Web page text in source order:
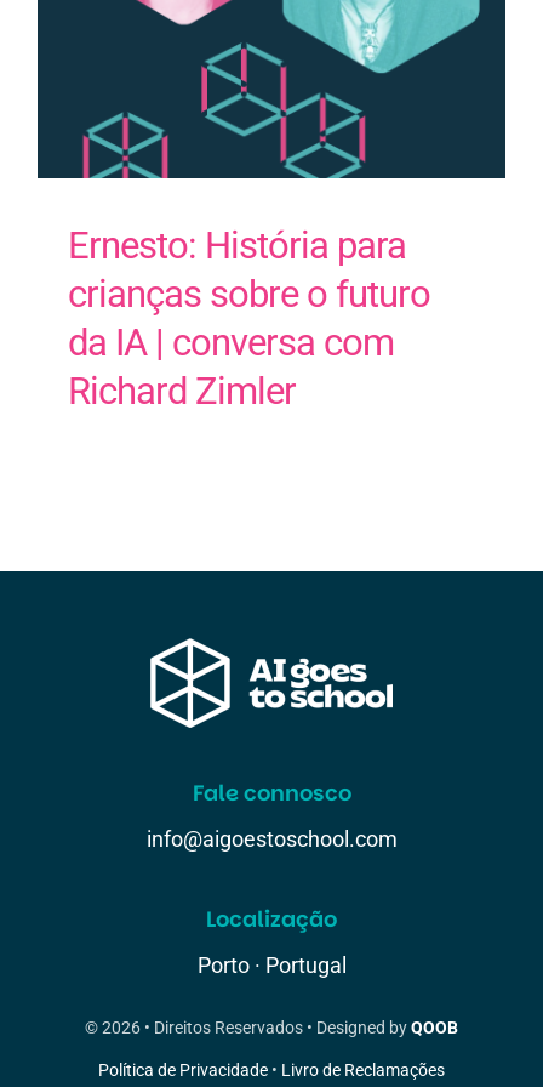
Contactos
Ernesto: História para
crianças sobre o futuro
da IA | conversa com
Richard Zimler
Fale connosco
info@aigoestoschool.com
Localização
Porto · Portugal
© 2026 • Direitos Reservados • Designed byQOOB
Política de Privacidade • Livro de Reclamações